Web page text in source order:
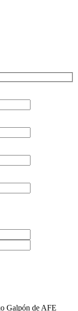
Galpón de AFE